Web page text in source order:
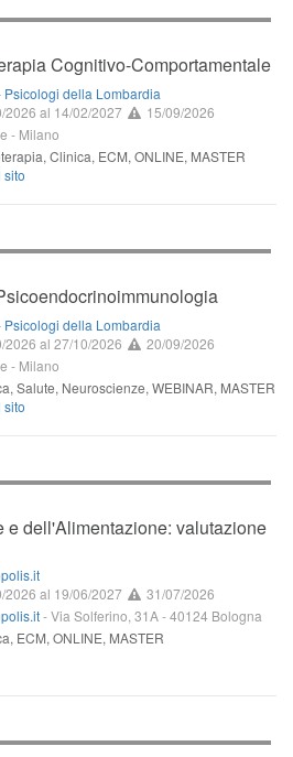
Cognitivo-Comportamentale
Psicologi della Lombardia
2026 al 14/02/2027
15/09/2026
- Milano
Clinica, ECM, ONLINE, MASTER
Psicologi della Lombardia
2026 al 27/10/2026
20/09/2026
- Milano
Salute, Neuroscienze, WEBINAR, MASTER
e dell'Alimentazione: valutazione
2026 al 19/06/2027
31/07/2026
-Via Solferino, 31A-40124 Bologna
ECM, ONLINE, MASTER